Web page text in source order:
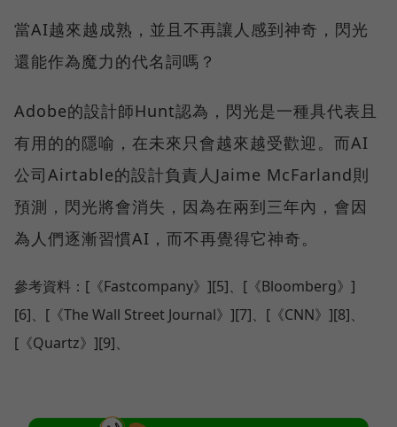
當AI越來越成熟，並且不再讓人感到神奇，閃光
還能作為魔力的代名詞嗎？
Adobe的設計師Hunt認為，閃光是一種具代表且
有用的的隱喻，在未來只會越來越受歡迎。而AI
公司Airtable的設計負責人Jaime McFarland則
預測，閃光將會消失，因為在兩到三年內，會因
為人們逐漸習慣AI，而不再覺得它神奇。
參考資料：[《Fastcompany》][5]、[《Bloomberg》]
[6]、[《The Wall Street Journal》][7]、[《CNN》][8]、
[《Quartz》][9]、